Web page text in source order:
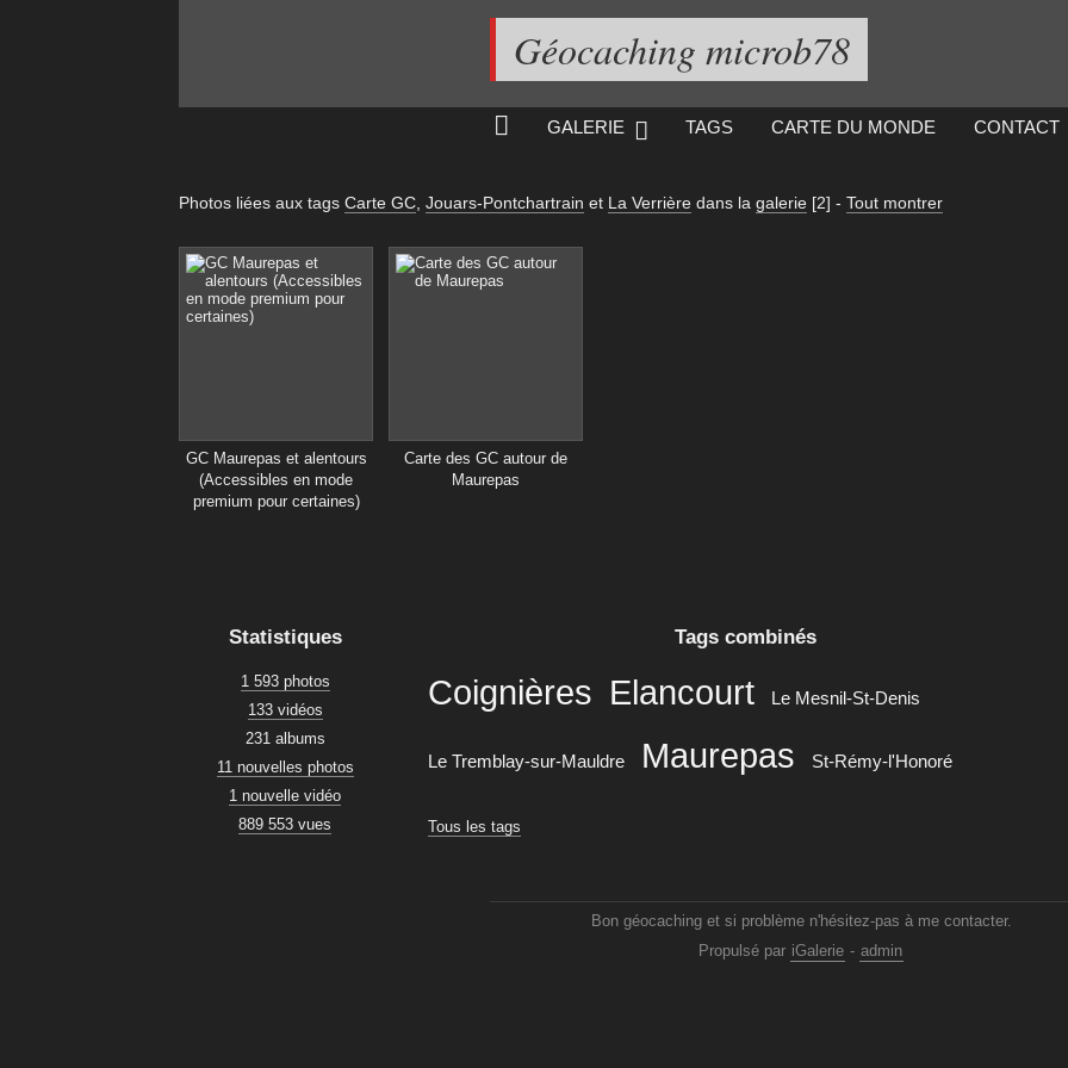
Géocaching microb78
GALERIE TAGS CARTE DU MONDE CONTACT
Photos liées aux tags Carte GC, Jouars-Pontchartrain et La Verrièredans la galerie [2] - Tout montrer
GC Maurepas et alentours
(Accessibles en mode
premium pour certaines)
Carte des GC autour de
Maurepas
Statistiques
1 593 photos
133 vidéos
231 albums
11 nouvelles photos
1 nouvelle vidéo
889 553 vues
Tags combinés
Coignières Elancourt Le Mesnil-St-Denis
Le Tremblay-sur-Mauldre Maurepas St-Rémy-l'Honoré
Tous les tags
Bon géocaching et si problème n'hésitez-pas à me contacter.
Propulsé par iGalerie - admin